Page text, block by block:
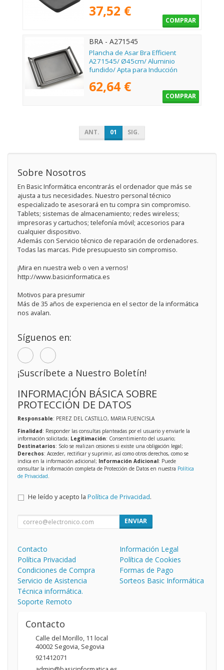
37,52 €
COMPRAR
BRA - A271545
Plancha de Asar Bra Efficient
A271545/ Ø45cm/ Aluminio
fundido/ Apta para Inducción
62,64 €
COMPRAR
ANT. 01 SIG.
Sobre Nosotros
En Basic Informática encontrarás el ordenador que más se
ajusta a tus necesidades. Nuestro personal técnico
especializado te asesorará en tu compra sin compromiso.
Tablets; sistemas de almacenamiento; redes wireless;
impresoras y cartuchos; telefonía móvil; accesorios para
cualquier dispositivo.
Además con Servicio técnico de reparación de ordenadores.
Todas las marcas. Pide presupuesto sin compromiso.
¡Mira en nuestra web o ven a vernos!
http://www.basicinformatica.es
Motivos para presumir
Más de 35 años de experiencia en el sector de la informática
nos avalan.
Síguenos en:
¡Suscríbete a Nuestro Boletín!
INFORMACIÓN BÁSICA SOBRE
PROTECCIÓN DE DATOS
Responsable: PEREZ DEL CASTILLO, MARIA FUENCISLA
Finalidad: Responder las consultas planteadas por el usuario y enviarle la
información solicitada; Legitimación: Consentimiento del usuario;
Destinatarios: Solo se realizan cesiones si existe una obligación legal;
Derechos: Acceder, rectificar y suprimir, así como otros derechos, como se
indica en la información adicional; Información Adicional: Puede
consultar la información completa de Protección de Datos en nuestra Política
de Privacidad.
He leído y acepto la Política de Privacidad.
ENVIAR
Contacto
Información Legal
Política Privacidad
Política de Cookies
Condiciones de Compra
Formas de Pago
Servicio de Asistencia
Técnica informática.
Soporte Remoto
Sorteos Basic Informática
Contacto
Calle del Morillo, 11 local
40002 Segovia, Segovia
921412071